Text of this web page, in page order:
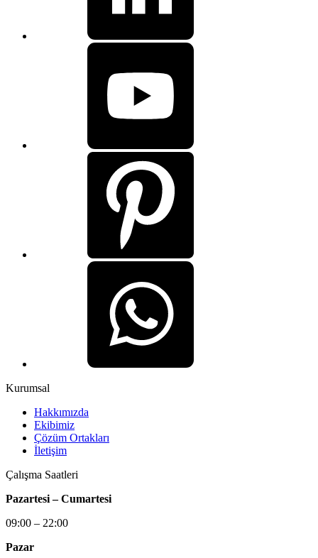
Kurumsal
Hakkımızda
Ekibimiz
Çözüm Ortakları
İletişim
Çalışma Saatleri
Pazartesi – Cumartesi
09:00 – 22:00
Pazar